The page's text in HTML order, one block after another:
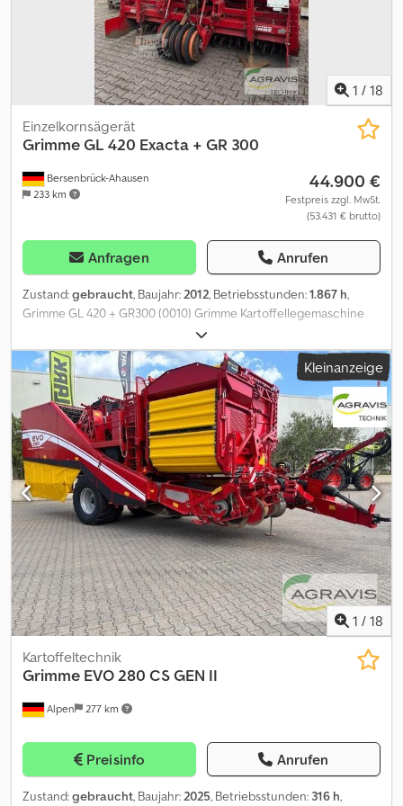
1 / 18
Bersenbrück-Ahausen
233 km
Einzelkornsägerät
GrimmeGL 420 Exacta + GR 300
44.900 €
Festpreis zzgl. MwSt.
(53.431 € brutto)
Anfragen Anrufen
Zustand:gebraucht, Baujahr:2012, Betriebsstunden:1.867 h,
Grimme GL 420 + GR300 (0010) Grimme Kartoffellegemaschine
(0020) in serienmäßiger Ausstattung (0030) Keilringwalze (0040)
Roste mech.beweglich (0050) Reihenabschaltung elektr. 4-
Reihen (0060) Fahrgassenschaltung autom. (0070) Zusatzteile für
Furchenzieher (0080) Spuranzeiger hydr. (0090) Anbausatz für
Flüssigbeize inkl.elektr. (0100) Abschaltung, VA-Former (0110)
Speedbleche für bauchige Dämme (0120) PE-Firstplatte (0130)
Fahrgassenräumer hydr. bedienbar (0140) Beleuchtung (0141) .
(0150) GR 300 Rotortiller Nr.: 92100003 Dedpfx Abszqqnqoiskr
(0160) 4 Lockerungszinken (0170) vor der GR
hydr.Tiefenbverstellung (0180) Wiedia-Zinken (0190)
Zwischenreifenpacker (0200) Gelenkwelle (0210) Terminal
Kleinanzeige
1 / 18
Alpen 277 km
Kartoffeltechnik
Grimme EVO 280 CS GEN II
Preisinfo Anrufen
Zustand:gebraucht, Baujahr:2025, Betriebsstunden: 316 h,